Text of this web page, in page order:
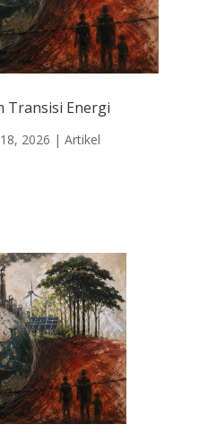
Transisi Energi
2026 | Artikel